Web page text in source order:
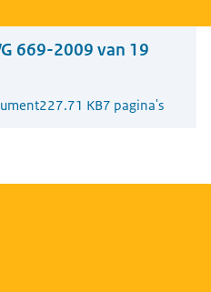
669-2009 van 19
227.71 KB7 pagina's